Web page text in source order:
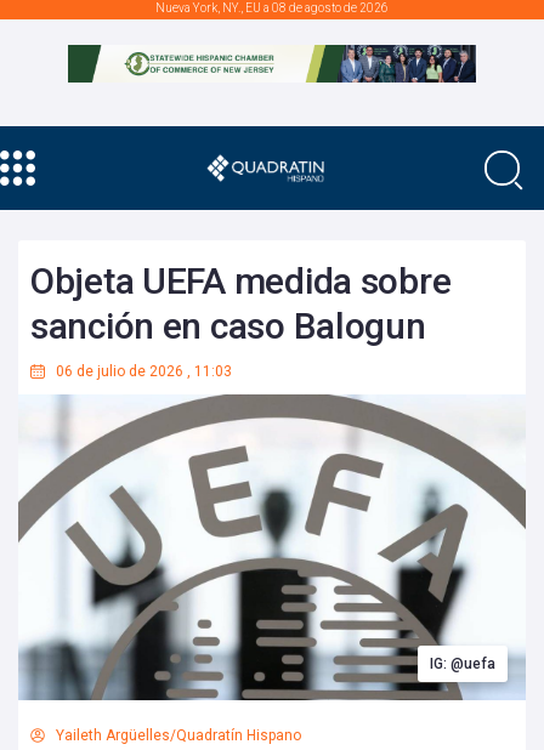
Nueva York, NY., EU a 08 de agosto de 2026
Objeta UEFA medida sobre
sanción en caso Balogun
06 de julio de 2026 , 11:03
IG: @uefa
Yaileth Argüelles/Quadratín Hispano